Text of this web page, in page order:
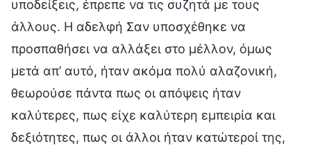
υποδείξεις, έπρεπε να τις συζητά με τους
άλλους. Η αδελφή Σαν υποσχέθηκε να
προσπαθήσει να αλλάξει στο μέλλον, όμως
μετά απ’ αυτό, ήταν ακόμα πολύ αλαζονική,
θεωρούσε πάντα πως οι απόψεις ήταν
καλύτερες, πως είχε καλύτερη εμπειρία και
δεξιότητες, πως οι άλλοι ήταν κατώτεροί της,